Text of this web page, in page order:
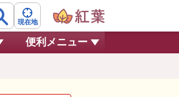
現在地
便利メニュー